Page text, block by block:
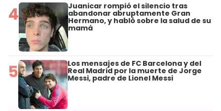
4 Juanicar rompió el silencio tras
abandonar abruptamente Gran
Hermano, y habló sobre la salud de su
mamá
5 Los mensajes de FC Barcelona y del
Real Madrid por la muerte de Jorge
Messi, padre de Lionel Messi